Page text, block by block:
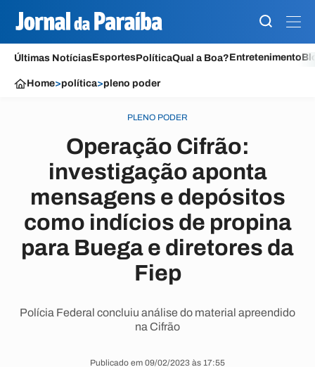
Últimas NotíciasEsportesPolíticaQual a Boa?Entretenimento
Home>política>pleno poder
PLENO PODER
Operação Cifrão:
investigação aponta
mensagens e depósitos
como indícios de propina
para Buega e diretores da
Fiep
Polícia Federal concluiu análise do material apreendido
na Cifrão
Publicado em 09/02/2023 às 17:55